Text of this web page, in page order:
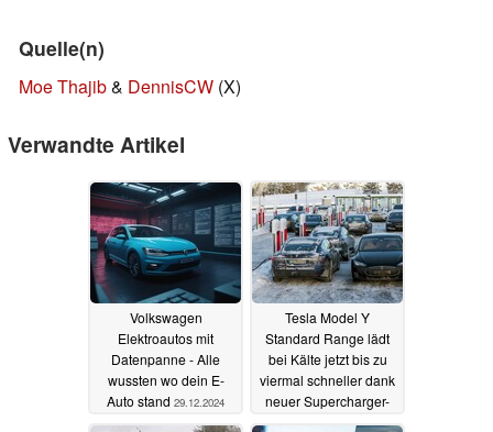
Quelle(n)
Moe Thajib& DennisCW (X)
Verwandte Artikel
Volkswagen
Elektroautos mit
Datenpanne - Alle
wussten wo dein E-
Auto stand 29.12.2024
Tesla Model Y
Standard Range lädt
bei Kälte jetzt bis zu
viermal schneller dank
neuer Supercharger-
Batterieheizung